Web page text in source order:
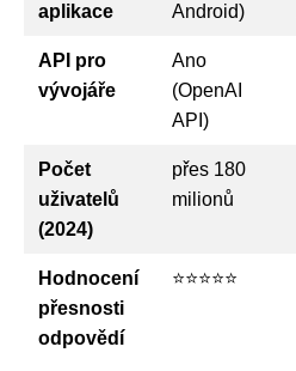
aplikace
Android)
API pro
vývojáře
Ano
(OpenAI
API)
Počet
uživatelů
(2024)
přes 180
milionů
Hodnocení
přesnosti
odpovědí
⭐⭐⭐⭐⭐